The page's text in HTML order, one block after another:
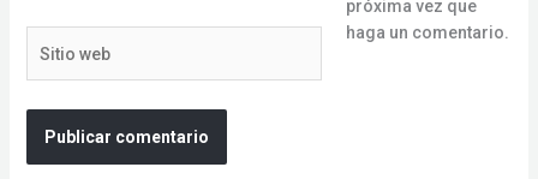
web
próxima vez que
haga un comentario.